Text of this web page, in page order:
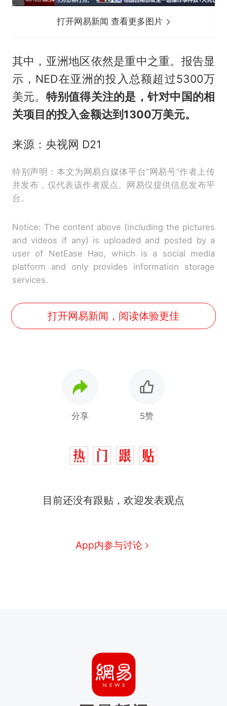
打开网易新闻 查看更多图片
其中，亚洲地区依然是重中之重。报告显
示，NED在亚洲的投入总额超过5300万
美元。 特别值得关注的是，针对中国的相
关项目的投入金额达到1300万美元。
来源：央视网 D21
特别声明：本文为网易自媒体平台“网易号”作者上传
并发布，仅代表该作者观点。网易仅提供信息发布平
台。
Notice: The content above (including the pictures
and videos if any) is uploaded and posted by a
user of NetEase Hao, which is a social media
platform and only provides information storage
services.
打开网易新闻，阅读体验更佳
分享 5赞
目前还没有跟贴，欢迎发表观点
App内参与讨论